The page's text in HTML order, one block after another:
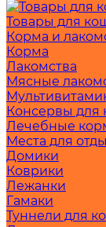
Товары для
Корма и
Корма
Лакомства
Мясные
Консервы для
Лечебные
Места для
Домики
Коврики
Лежанки
Гамаки
Туннели для